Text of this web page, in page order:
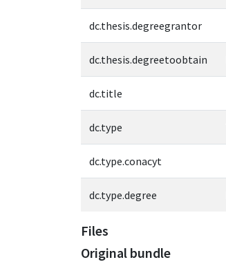
dc.thesis.degreegrantor
dc.thesis.degreetoobtain
dc.title
dc.type
dc.type.conacyt
dc.type.degree
Files
Original bundle